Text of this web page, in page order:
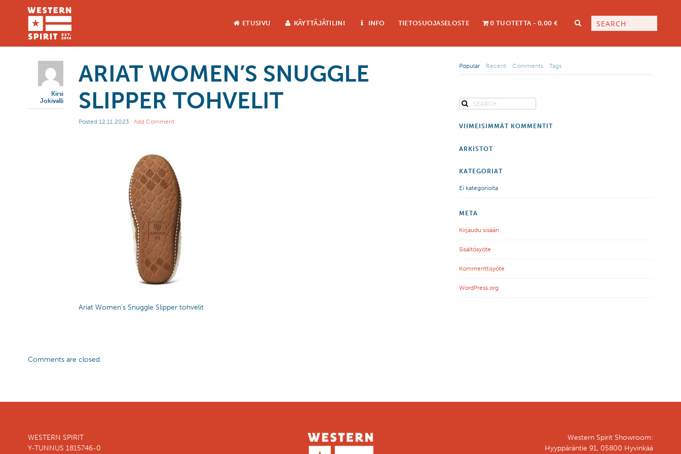
ETUSIVU KÄYTTÄJÄTILINI INFO TIETOSUOJASELOSTE 0 TUOTETTA 0,00 €
Kirsi
Jokivalli
ARIAT WOMEN’S SNUGGLE
SLIPPER TOHVELIT
Posted 12.11.2023 · Add Comment
Ariat Women’s Snuggle Slipper tohvelit
Comments are closed.
Popular Recent Comments Tags
VIIMEISIMMÄT KOMMENTIT
ARKISTOT
KATEGORIAT
Ei kategorioita
META
Kirjaudu sisään
Sisältösyöte
Kommenttisyöte
WordPress.org
WESTERN SPIRIT
Y-TUNNUS 1815746-0
Western Spirit Showroom:
Hyyppäräntie 91, 05800 Hyvinkää